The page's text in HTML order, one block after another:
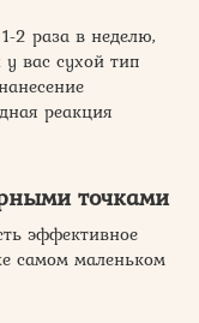
2 раза в неделю,
вас сухой тип
реакция
точками
эффективное
самом маленьком